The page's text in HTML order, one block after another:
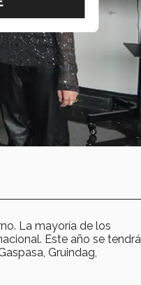
La mayoría de los
Este año se tendrá
Gruindag,